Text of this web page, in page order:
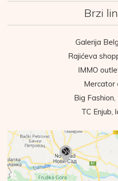
Brzi
Galerija
Rajićeva
IMMO
Mercator
Big
TC Enjub,